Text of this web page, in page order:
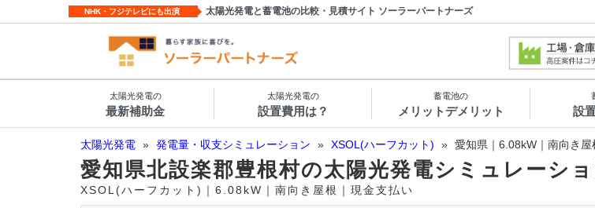
NHK・フジテレビにも出演 太陽光発電と蓄電池の比較・見積サイト ソーラーパートナーズ
太陽光発電の
最新補助金
太陽光発電の
設置費用は？
蓄電池の
メリットデメリット 設
太陽光発電 » 発電量・収支シミュレーション » XSOL(ハーフカット) » 愛知県｜6.08kW｜南向き
愛知県北設楽郡豊根村の太陽光発電シミュレーシ
XSOL(ハーフカット)｜6.08kW｜南向き屋根｜現金支払い